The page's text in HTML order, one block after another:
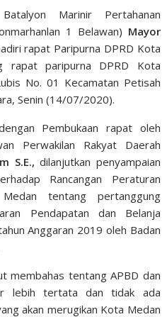
Marinir Pertahanan
1 Belawan) Mayor
rapat Paripurna DPRD Kota
rapat paripurna DPRD Kota
No. 01 Kecamatan Petisah
Senin (14/07/2020).
Pembukaan rapat oleh
Perwakilan Rakyat Daerah
S.E., dilanjutkan penyampaian
Rancangan Peraturan
tentang pertanggung
Pendapatan dan Belanja
Anggaran 2019 oleh Badan
membahas tentang APBD dan
lebih tertata dan tidak ada
akan merugikan Kota Medan